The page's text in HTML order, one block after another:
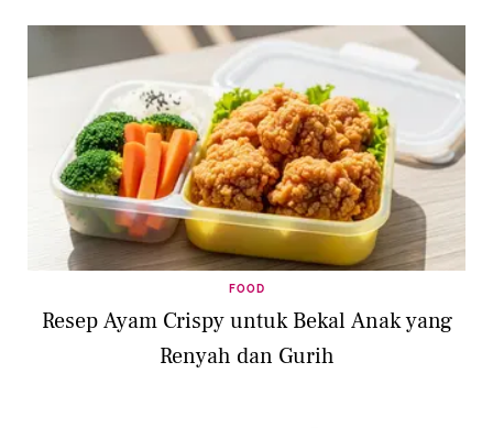
FOOD
Resep Ayam Crispy untuk Bekal Anak yang
Renyah dan Gurih